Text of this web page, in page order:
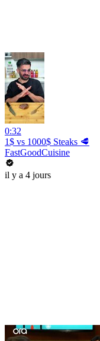
0:32
1$ vs 1000$ Steaks 🥩
FastGoodCuisine
il y a 4 jours